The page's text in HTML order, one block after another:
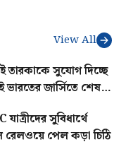
View All
তারকাকে সুযোগ দিচ্ছে
ভারতের জার্সিতে শেষ
সুবিধার্থে
পেল কড়া চিঠি